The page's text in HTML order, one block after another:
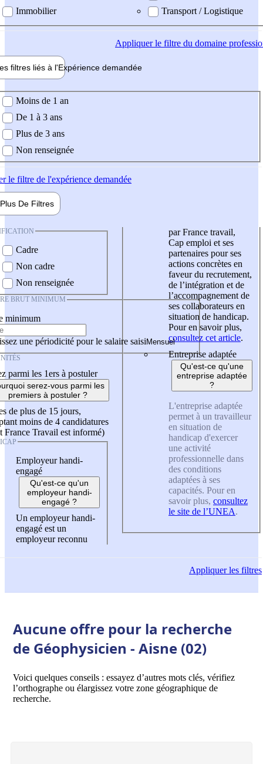
Immobilier
Transport / Logistique
Appliquerle filtre du domaine
filtres liés à l'Expérience demandée
demandée
Moins de 1 an
De 1 à 3 ans
Plus de 3 ans
Non renseignée
le filtre de l'expérience demandée
Plus De Filtres
Cadre
Non cadre
Non renseignée
BRUT MINIMUM
minimum
une périodicité pour le salaire saisi
parmi les 1ers à postuler
serez-vous parmi les
premiers à postuler ?
de plus de 15 jours,
moins de 4 candidatures
France Travail est informé)
Employeur handi-
engagé
Qu'est-ce qu'un
employeur handi-
engagé ?
Un employeur handi-
engagé est un
employeur reconnu
par France travail,
Cap emploi et ses
partenaires pour ses
actions concrètes en
faveur du recrutement,
de l’intégration et de
l’accompagnement de
ses collaborateurs en
situation de handicap.
Pour en savoir plus,
consultez cet article.
Entreprise adaptée
Qu'est-ce qu'une
entreprise adaptée
?
L'entreprise adaptée
permet à un travailleur
en situation de
handicap d'exercer
une activité
professionnelle dans
des conditions
adaptées à ses
capacités. Pour en
savoir plus, consultez
le site de l’UNEA.
Appliquerles filtres
Aucune offre pour la recherche
de Géophysicien - Aisne (02)
Voici quelques conseils : essayez d’autres mots clés, vérifiez
l’orthographe ou élargissez votre zone géographique de
recherche.